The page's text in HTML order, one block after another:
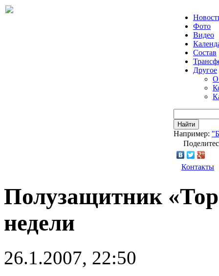
Фото
Видео
Состав
Другое
О
Найти
Например:
Контакты
Полузащитник
недели
26.1.2007, 22:50